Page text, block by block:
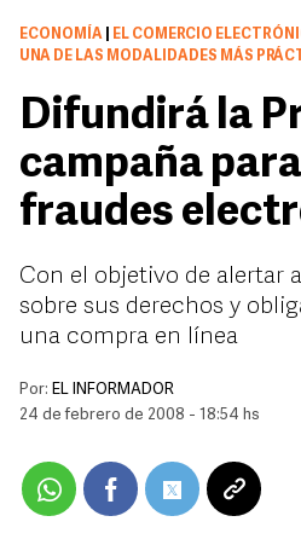
ECONOMÍA
EL COMERCIO
UNA DE LAS MODALIDADES MÁS
Difundirá la
campaña
fraudes
Con el objetivo de alertar
sobre sus derechos y
una compra en línea
Por: EL INFORMADOR
24 de febrero de 2008 - 18:54 hs